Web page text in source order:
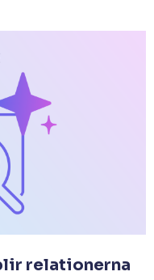
relationerna